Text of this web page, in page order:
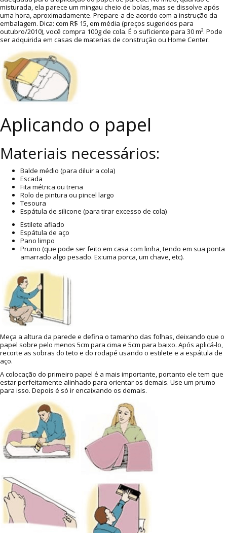
misturada, ela parece um mingau cheio de bolas, mas se dissolve após
uma hora, aproximadamente. Prepare-a de acordo com a instrução da
embalagem. Dica: com R$ 15, em média (preços sugeridos para
outubro/2010), você compra 100g de cola. É o suficiente para 30 m². Pode
ser adquirida em casas de materias de construção ou Home Center.
Aplicando o papel
Materiais necessários:
Balde médio (para diluir a cola)
Escada
Fita métrica ou trena
Rolo de pintura ou pincel largo
Tesoura
Espátula de silicone (para tirar excesso de cola)
Estilete afiado
Espátula de aço
Pano limpo
Prumo (que pode ser feito em casa com linha, tendo em sua ponta
amarrado algo pesado. Ex:uma porca, um chave, etc).
Meça a altura da parede e defina o tamanho das folhas, deixando que o
papel sobre pelo menos 5cm para cima e 5cm para baixo. Após aplicá-lo,
recorte as sobras do teto e do rodapé usando o estilete e a espátula de
aço.
A colocação do primeiro papel é a mais importante, portanto ele tem que
estar perfeitamente alinhado para orientar os demais. Use um prumo
para isso. Depois é só ir encaixando os demais.